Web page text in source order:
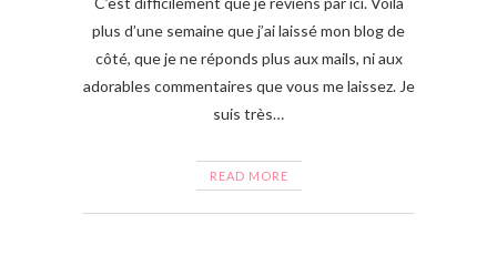
plus d’une semaine que j’ai laissé mon blog de
côté, que je ne réponds plus aux mails, ni aux
adorables commentaires que vous me laissez. Je
suis très…
READ MORE